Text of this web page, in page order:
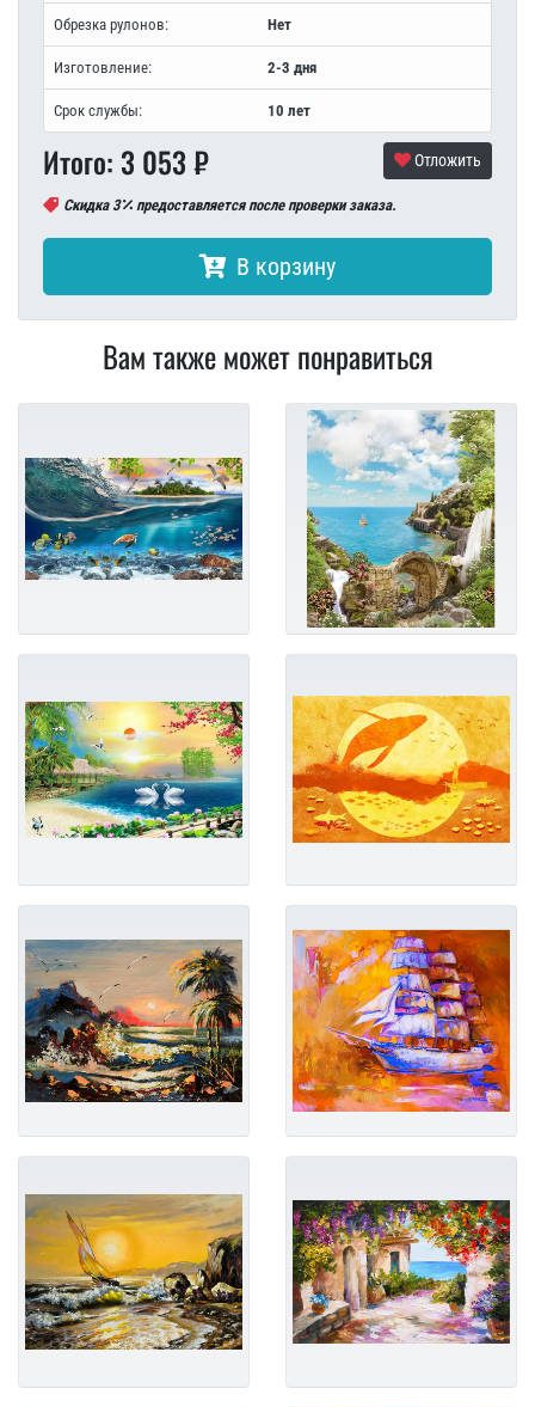
Обрезка рулонов: Нет
Изготовление: 2-3 дня
Срок службы: 10 лет
Итого: 3 053₽ Отложить
Скидка 3 предоставляется после проверки заказа.
В корзину
Вам также может понравиться